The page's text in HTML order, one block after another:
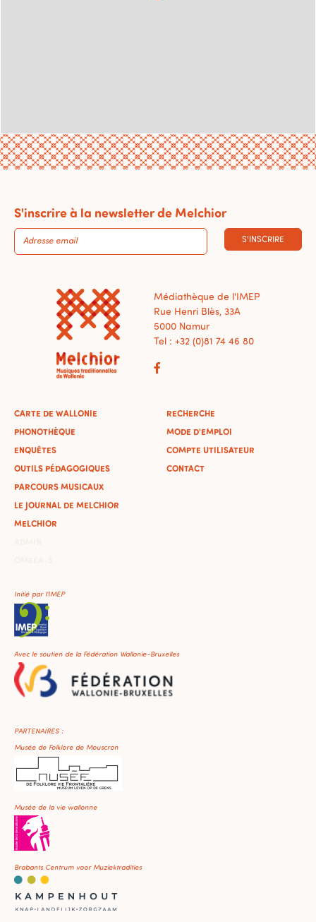
S'inscrire à la newsletter de Melchior
S'INSCRIRE
Médiathèque de l'IMEP
Rue Henri Blès, 33A
5000 Namur
Tel : +32 (0)81 74 46 80
CARTE DE WALLONIE
PHONOTHÈQUE
ENQUÊTES
OUTILS PÉDAGOGIQUES
PARCOURS MUSICAUX
LE JOURNAL DE MELCHIOR
MELCHIOR
RECHERCHE
MODE D'EMPLOI
COMPTE UTILISATEUR
CONTACT
Initié par l'IMEP
Avec le soutien de la Fédération Wallonie-Bruxelles
PARTENAIRES :
Musée de Folklore de Mouscron
Musée de la vie wallonne
Brabants Centrum voor Muziektradities